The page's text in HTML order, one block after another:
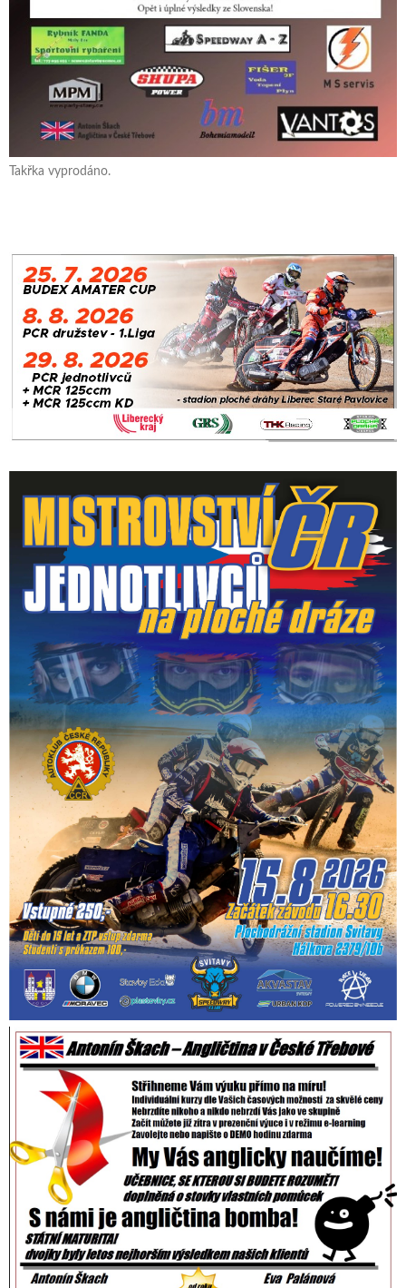
Takřka vyprodáno.